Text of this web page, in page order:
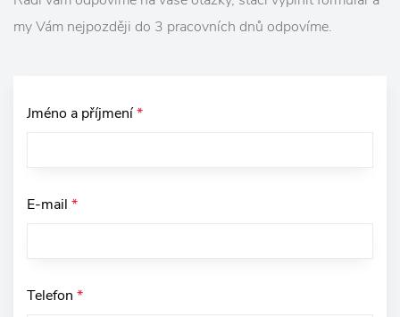
my Vám nejpozději do 3 pracovních dnů odpovíme.
Jméno a příjmení*
E-mail *
Telefon *